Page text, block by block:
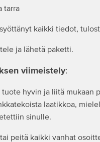
tarra
kaikki tiedot,
ja lähetä paketti.
viimeistely:
tuote hyvin ja liitä mukaan
laatikkoa,
sinulle.
peitä kaikki vanhat